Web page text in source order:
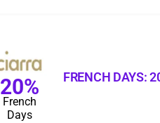
20%
French
Days
FRENCH DAYS: